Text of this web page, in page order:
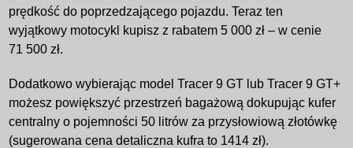
prędkość do poprzedzającego pojazdu. Teraz ten
wyjątkowy motocykl kupisz z rabatem 5 000 zł – w cenie
71 500 zł.
Dodatkowo wybierając model Tracer 9 GT lub Tracer 9 GT+
możesz powiększyć przestrzeń bagażową dokupując kufer
centralny o pojemności 50 litrów za przysłowiową złotówkę
(sugerowana cena detaliczna kufra to 1414 zł).